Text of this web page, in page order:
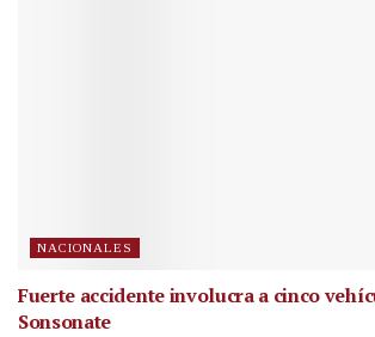
NACIONALES
Fuerte accidente involucra a cinco
Sonsonate